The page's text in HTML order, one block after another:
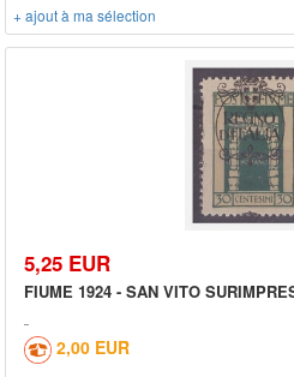
+ ajout à ma sélection
5,25 EUR
FIUME 1924 - SAN VITO
2,00 EUR